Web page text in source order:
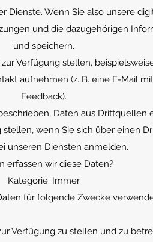
Dienste. Wenn Sie also unsere
und die dazugehörigen
und speichern.
Verfügung stellen,
aufnehmen (z. B. eine E-Mail
Feedback).
Daten aus Drittquellen
wenn Sie sich über einen
unseren Diensten anmelden.
erfassen wir diese Daten?
Kategorie: Immer
für folgende Zwecke
Verfügung zu stellen und zu